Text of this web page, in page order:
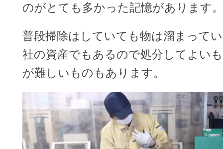
のがとても多かった記憶があります。
普段掃除はしていても物は溜まって
社の資産でもあるので処分してよい
が難しいものもあります。